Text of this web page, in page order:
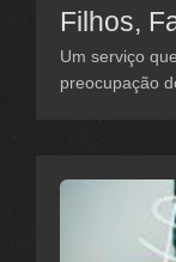
Filhos,
Um serviço
preocupação